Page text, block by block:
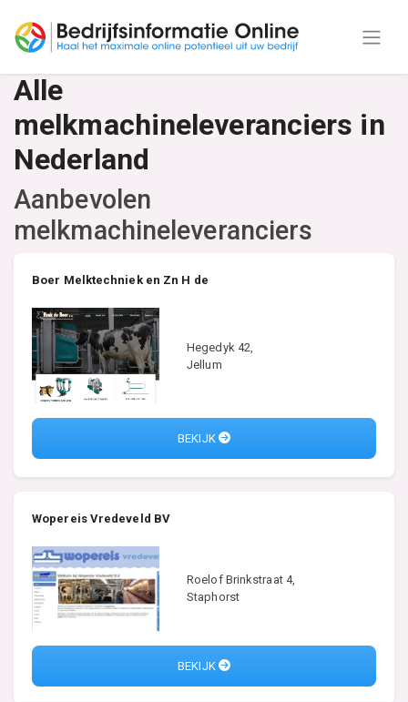
Alle
melkmachineleveranciers in
Nederland
Aanbevolen
melkmachineleveranciers
Boer Melktechniek en Zn H de
Hegedyk 42,
Jellum
BEKIJK
Wopereis Vredeveld BV
Roelof Brinkstraat 4,
Staphorst
BEKIJK